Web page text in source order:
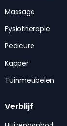
Massage
Fysiotherapie
Pedicure
Kapper
Tuinmeubelen
Verblijf